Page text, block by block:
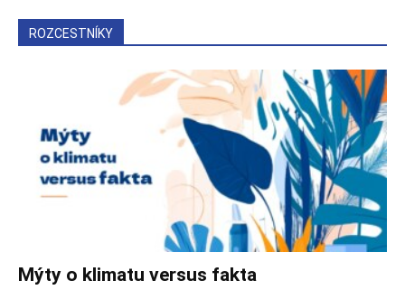
ROZCESTNÍKY
Mýty o klimatu versus fakta